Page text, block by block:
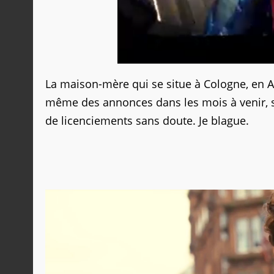
La maison-mère qui se situe à Cologne,
même des annonces dans les mois à venir,
de licenciements sans doute. Je blague.